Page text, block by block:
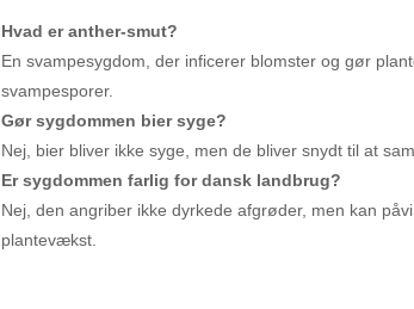
Hvad er anther-smut?
En svampesygdom, der inficerer blomster og gør
svampesporer.
Gør sygdommen bier syge?
Nej, bier bliver ikke syge, men de bliver snydt til at
Er sygdommen farlig for dansk landbrug?
Nej, den angriber ikke dyrkede afgrøder, men kan
plantevækst.